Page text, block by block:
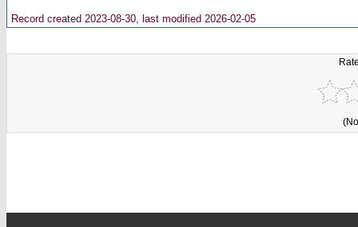
Record created 2023-08-30, last modified 2026-02-05